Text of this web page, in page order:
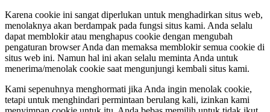
Karena cookie ini sangat diperlukan untuk menghadirkan situs web,
menolaknya akan berdampak pada fungsi situs kami. Anda selalu
dapat memblokir atau menghapus cookie dengan mengubah
pengaturan browser Anda dan memaksa memblokir semua cookie di
situs web ini. Namun hal ini akan selalu meminta Anda untuk
menerima/menolak cookie saat mengunjungi kembali situs kami.
Kami sepenuhnya menghormati jika Anda ingin menolak cookie,
tetapi untuk menghindari permintaan berulang kali, izinkan kami